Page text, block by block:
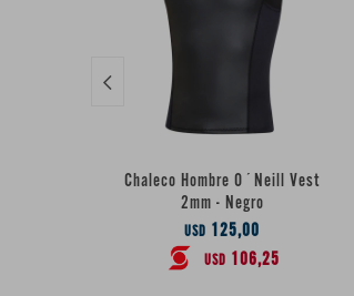
Chaleco Hombre O´Neill Vest
2mm - Negro
USD 125,00
USD 106,25
